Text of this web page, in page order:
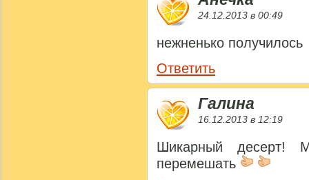
24.12.2013 в 00:49
нежненько получилось
Ответить
Галина
16.12.2013 в 12:19
Шикарный десерт!
перемешать